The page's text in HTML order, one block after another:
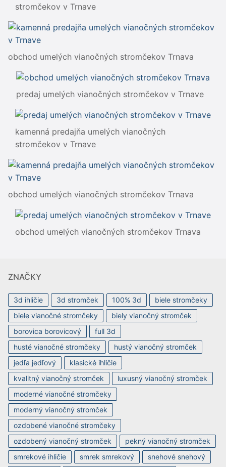
stromčekov v Trnave
obchod umelých vianočných stromčekov Trnava
predaj umelých vianočných stromčekov v Trnave
kamenná predajňa umelých vianočných
stromčekov v Trnave
obchod umelých vianočných stromčekov Trnava
obchod umelých vianočných stromčekov Trnava
ZNAČKY
3d ihličie 3d stromček 100% 3d
biele stromčeky
biele vianočné stromčeky
biely vianočný stromček
borovica borovicový
full 3d
husté vianočné stromčeky
hustý vianočný stromček
jedľa jedľový
klasické ihličie
kvalitný vianočný stromček
luxusný vianočný stromček
moderné vianočné stromčeky
moderný vianočný stromček
ozdobené vianočné stromčeky
ozdobený vianočný stromček
pekný vianočný stromček
smrekové ihličie
smrek smrekový snehové snehový